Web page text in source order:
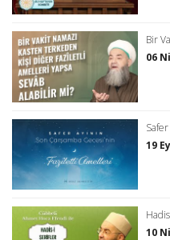
Bir
06
19
10